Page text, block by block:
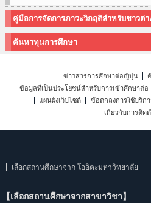
คู่มือการจัดการภาวะวิกฤติสำหรับชาวต่า
ค้นหาทุนการศึกษา
ข่าวสารการศึกษาต่อญี่ปุ่น
ข้อมูลที่เป็นประโยชน์สำหรับการเข้าศึกษาต่อ
แผนผังเว็บไซต์
ข้อตกลงการใช้บริกา
เกี่ยวกับการติด
เลือกสถานศึกษาจาก โออิตะมหาวิทยาลัย
【เลือกสถานศึกษาจากสาขาวิชา】